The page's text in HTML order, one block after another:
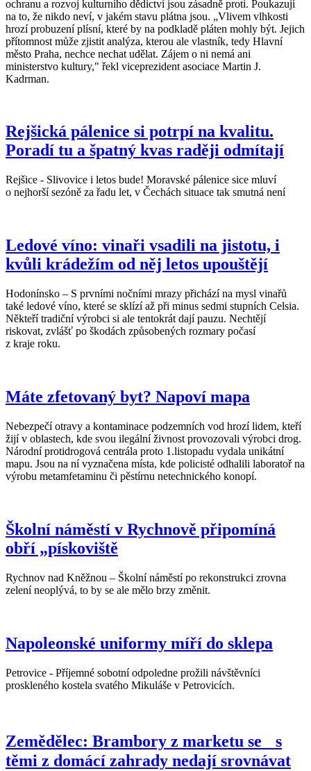
ochranu a rozvoj kulturního dědictví jsou zásadně proti. Poukazují
na to, že nikdo neví, v jakém stavu plátna jsou. „Vlivem vlhkosti
hrozí probuzení plísní, které by na podkladě pláten mohly být. Jejich
přítomnost může zjistit analýza, kterou ale vlastník, tedy Hlavní
město Praha, nechce nechat udělat. Zájem o ni nemá ani
ministerstvo kultury," řekl viceprezident asociace Martin J.
Kadrman.
Rejšická pálenice si potrpí na kvalitu.
Poradí tu a špatný kvas raději odmítají
Rejšice - Slivovice i letos bude! Moravské pálenice sice mluví
o nejhorší sezóně za řadu let, v Čechách situace tak smutná není
Ledové víno: vinaři vsadili na jistotu, i
kvůli krádežím od něj letos upouštějí
Hodonínsko – S prvními nočními mrazy přichází na mysl vinařů
také ledové víno, které se sklízí až při minus sedmi stupních Celsia.
Někteří tradiční výrobci si ale tentokrát dají pauzu. Nechtějí
riskovat, zvlášť po škodách způsobených rozmary počasí
z kraje roku.
Máte zfetovaný byt? Napoví mapa
Nebezpečí otravy a kontaminace podzemních vod hrozí lidem, kteří
žijí v oblastech, kde svou ilegální živnost provozovali výrobci drog.
Národní protidrogová centrála proto 1.listopadu vydala unikátní
mapu. Jsou na ní vyznačena místa, kde policisté odhalili laboratoř na
výrobu metamfetaminu či pěstírnu netechnického konopí.
Školní náměstí v Rychnově připomíná
obří „pískoviště
Rychnov nad Kněžnou – Školní náměstí po rekonstrukci zrovna
zelení neoplývá, to by se ale mělo brzy změnit.
Napoleonské uniformy míří do sklepa
Petrovice - Příjemné sobotní odpoledne prožili návštěvníci
proskleného kostela svatého Mikuláše v Petrovicích.
Zemědělec: Brambory z marketu se s
těmi z domácí zahrady nedají srovnávat